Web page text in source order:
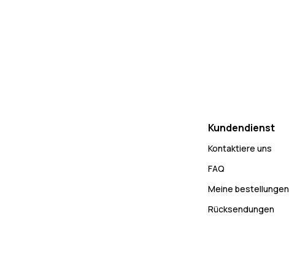
Kundendienst
Kontaktiere uns
FAQ
Meine bestellungen
Rücksendungen